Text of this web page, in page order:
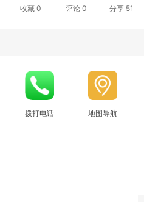
收藏 0 评论 0 分享 51
拨打电话 地图导航